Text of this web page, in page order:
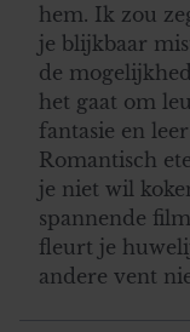
hem. Ik zou
je blijkbaar
de
het gaat om
fantasie en
Romantisch
je niet wil
spannende
fleurt je
andere vent